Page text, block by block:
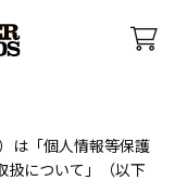
は「個人情報等保護
扱について」（以下